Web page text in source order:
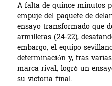
A falta de quince minutos
empuje del paquete de
ensayo transformado que
armilleras (24-22),
embargo, el equipo
determinación y, tras
marca rival, logró un
su victoria final.